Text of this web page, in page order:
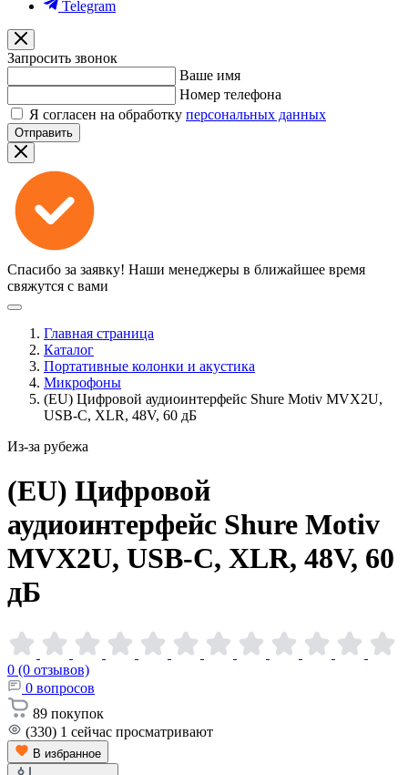
Telegram
Запросить звонок
Ваше имя
Номер телефона
Я согласен на обработку персональных данных
Отправить
Спасибо за заявку! Наши менеджеры в ближайшее время
свяжутся с вами
Главная страница
Каталог
Портативные колонки и акустика
Микрофоны
(EU) Цифровой аудиоинтерфейс Shure Motiv MVX2U,
USB-C, XLR, 48V, 60 дБ
Из-за рубежа
(EU) Цифровой
аудиоинтерфейс Shure Motiv
MVX2U, USB-C, XLR, 48V, 60
дБ
0 (0 отзывов)
0 вопросов
89 покупок
(330) 1 сейчас просматривают
В избранное